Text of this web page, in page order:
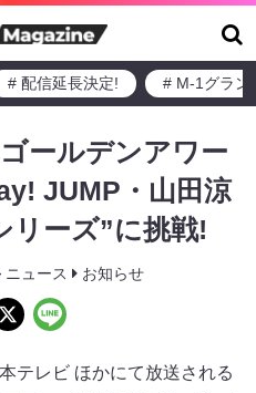
# 配信延長決定! # M-1グラン
ールデンアワー
JUMP・山田涼
リーズ”に挑戦!
ニュース お知らせ
テレビ ほかにて放送される